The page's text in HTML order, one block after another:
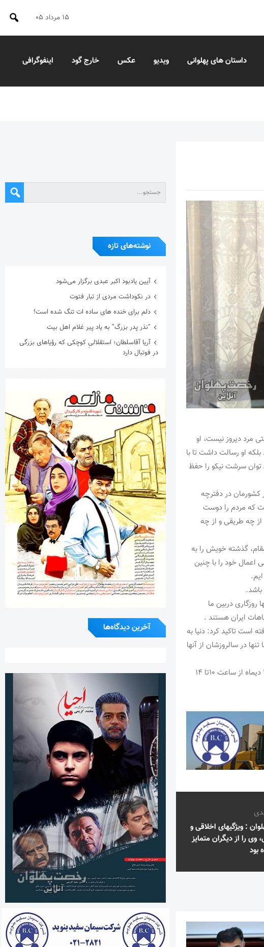
۱۵ مرداد ۰۵
داستان های پهلوانی ویدیو عکس خارج گود اینفوگرافی
مرد دیروز نیست، او
او رسالت داشت تا با
توان سرشت نیکو را حفظ
کشورمان در دفترچه
که مردم را دوست
چه طریقی و از چه
گذشته خویش را به
اعمال خود را با چنین
روزگاری دربین ما
ایران هستند .
است تاکید کرد: دنیا به
در سالروزشان از آنها
احمد عرب در پایان گفت : مراسم پنجاه و سومین سالگرد تختی روز چهارشنبه ۱۷ دیماه از ساعت ۱۰تا ۱۴
: ویژگیهای اخلاقی و
را از دیگران متمایز
بود
نوشته‌های تازه
آیین یادبود اکبر عبدی برگزار می‌شود
در نکوداشت مردی از تبار فتوت
دلم برای خنده های ساده ات تنگ شده است!
“نذر پدر بزرگ” به یاد پیر غلام اهل بیت
آریا آقاسلطان؛ استقلالیِ کوچکی که رؤیاهای بزرگی
در فوتبال دارد
آخرین دیدگاه‌ها